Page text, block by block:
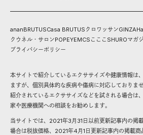
ananBRUTUSCasa BRUTUS クロワッサンGINZA
クウネル・サロンPOPEYEMCS こここ SHUROマガ
プライバシーポリシー
本サイトで紹介しているエクササイズや健康情報は
ますが、個別具体的な疾病や傷病に対応しておりませ
紹介されているエクササイズなどを試される場合は
家や医療機関への相談をお勧めします。
当サイトでは、2021年3月31日以前更新記事内の掲
場合は税抜価格、2021年4月1日更新記事内の掲載